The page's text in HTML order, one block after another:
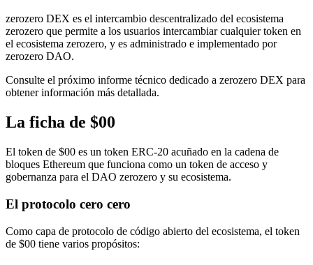
zerozero DEX es el intercambio descentralizado del ecosistema
zerozero que permite a los usuarios intercambiar cualquier token en
el ecosistema zerozero, y es administrado e implementado por
zerozero DAO.
Consulte el próximo informe técnico dedicado a zerozero DEX para
obtener información más detallada.
La ficha de $00
El token de $00 es un token ERC-20 acuñado en la cadena de
bloques Ethereum que funciona como un token de acceso y
gobernanza para el DAO zerozero y su ecosistema.
El protocolo cero cero
Como capa de protocolo de código abierto del ecosistema, el token
de $00 tiene varios propósitos: